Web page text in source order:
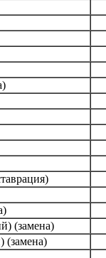
(замена)
(замена)